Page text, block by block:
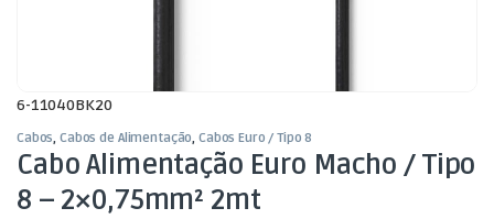
6-11040BK20
Cabos,Cabos de Alimentação, Cabos Euro / Tipo 8
Cabo Alimentação Euro Macho / Tipo
8 – 2×0,75mm² 2mt